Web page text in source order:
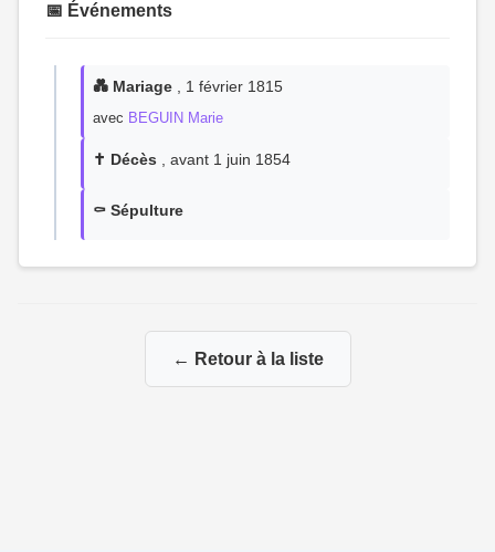
📅 Événements
💑 Mariage , 1 février 1815
avec BEGUIN Marie
✝️ Décès , avant 1 juin 1854
⚰️ Sépulture
← Retour à la liste